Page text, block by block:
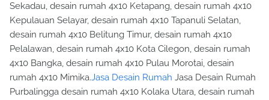
Sekadau, desain rumah 4x10 Ketapang, desain rumah 4x10
Kepulauan Selayar, desain rumah 4x10 Tapanuli Selatan,
desain rumah 4x10 Belitung Timur, desain rumah 4x10
Pelalawan, desain rumah 4x10 Kota Cilegon, desain rumah
4x10 Bangka, desain rumah 4x10 Pulau Morotai, desain
rumah 4x10 Mimika.Jasa Desain Rumah Jasa Desain Rumah
Purbalingga desain rumah 4x10 Kolaka Utara, desain rumah